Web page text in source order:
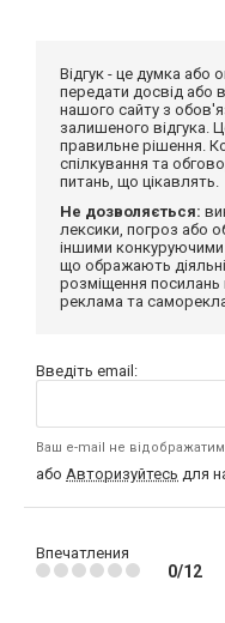
Відгук - це думка або
передати досвід або
нашого сайту з
залишеного відгука.
правильне рішення.
спілкування та
питань, що цікавлять.
Не дозволяється:
лексики, погроз або
іншими конкуруючими
що ображають
розміщення посилань
реклама та
Введіть email:
Ваш e-mail не
або Авторизуйтесь для
Впечатления
0/12